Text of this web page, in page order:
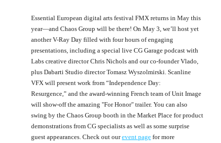
Essential European digital arts festival FMX returns in May this
year—and Chaos Group will be there! On May 3, we’ll host yet
another V-Ray Day filled with four hours of engaging
presentations, including a special live CG Garage podcast with
Labs creative director Chris Nichols and our co-founder Vlado,
plus Dabarti Studio director Tomasz Wyszolmirski. Scanline
VFX will present work from “Independence Day:
Resurgence,” and the award-winning French team of Unit Image
will show-off the amazing "For Honor" trailer. You can also
swing by the Chaos Group booth in the Market Place for product
demonstrations from CG specialists as well as some surprise
guest appearances. Check out ourevent page for more